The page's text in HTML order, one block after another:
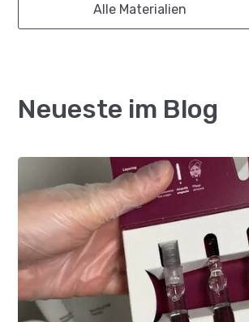
Alle Materialien
Neueste im Blog